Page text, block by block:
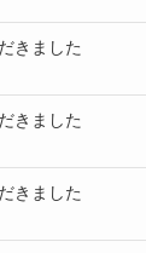
きました
きました
きました